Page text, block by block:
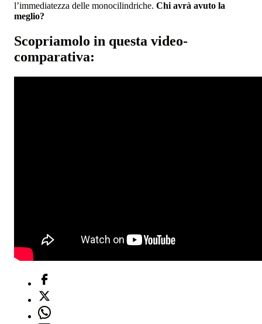
l’immediatezza delle monocilindriche. Chi avrà avuto la
meglio?
Scopriamolo in questa video-
comparativa: